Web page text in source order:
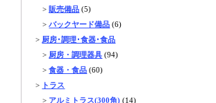
> 販売備品 (5)
>バックヤード備品 (6)
> 厨房･調理･食器･食品
> 厨房・調理器具 (94)
>食器・食品 (60)
> トラス
> アルミトラス(300角) (14)